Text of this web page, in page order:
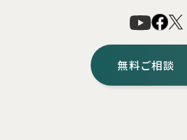
無料ご相談